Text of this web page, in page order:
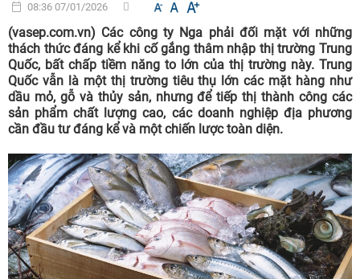
08:36 07/01/2026
(vasep.com.vn) Các công ty Nga phải đối mặt với những
thách thức đáng kể khi cố gắng thâm nhập thị trường Trung
Quốc, bất chấp tiềm năng to lớn của thị trường này. Trung
Quốc vẫn là một thị trường tiêu thụ lớn các mặt hàng như
dầu mỏ, gỗ và thủy sản, nhưng để tiếp thị thành công các
sản phẩm chất lượng cao, các doanh nghiệp địa phương
cần đầu tư đáng kể và một chiến lược toàn diện.